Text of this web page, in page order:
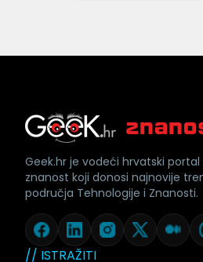
// ISTRAŽITI
Geek.hr je vodeći hrvatski
znanost koji donosi najnovije
područja Tehnologije i Znanosti.